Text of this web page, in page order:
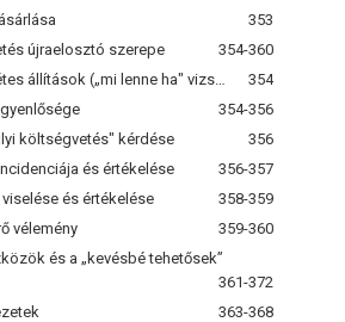
353
újraelosztó szerepe
354-360
354
354-356
költségvetés" kérdése
356
és értékelése
356-357
és értékelése
358-359
vélemény
359-360
és a „kevésbé tehetősek”
361-372
363-368